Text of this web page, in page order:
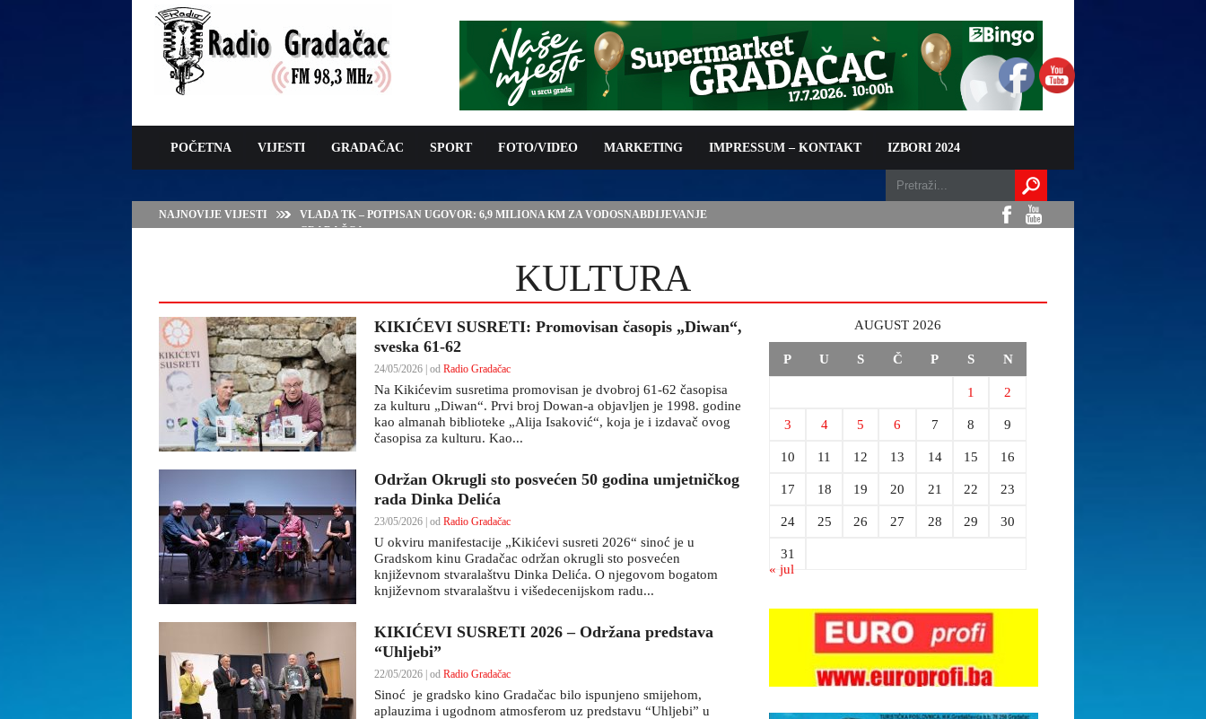
POČETNA VIJESTI GRADAČAC SPORT FOTO/VIDEO MARKETING IMPRESSUM – KONTAKT IZBORI 2024
NAJNOVIJE VIJESTI
VLADA TK – POTPISAN UGOVOR: 6,9 MILIONA KM ZA VODOSNABDIJEVANJE
GRADAČCA
KULTURA
KIKIĆEVI SUSRETI: Promovisan časopis „Diwan“,
sveska 61-62
24/05/2026 | od Radio Gradačac
Na Kikićevim susretima promovisan je dvobroj 61-62 časopisa
za kulturu „Diwan“. Prvi broj Dowan-a objavljen je 1998. godine
kao almanah biblioteke „Alija Isaković“, koja je i izdavač ovog
časopisa za kulturu. Kao...
Održan Okrugli sto posvećen 50 godina umjetničkog
rada Dinka Delića
23/05/2026 | od Radio Gradačac
U okviru manifestacije „Kikićevi susreti 2026“ sinoć je u
Gradskom kinu Gradačac održan okrugli sto posvećen
književnom stvaralaštvu Dinka Delića. O njegovom bogatom
književnom stvaralaštvu i višedecenijskom radu...
KIKIĆEVI SUSRETI 2026 – Održana predstava
“Uhljebi”
22/05/2026 | od Radio Gradačac
Sinoć je gradsko kino Gradačac bilo ispunjeno smijehom,
aplauzima i ugodnom atmosferom uz predstavu “Uhljebi” u
AUGUST 2026
P U S Č P S N
1 2
3 4 5 6 7 8 9
10 11 12 13 14 15 16
17 18 19 20 21 22 23
24 25 26 27 28 29 30
31
« jul